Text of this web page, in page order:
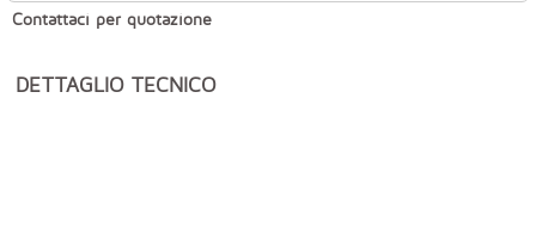
Contattaci per quotazione
DETTAGLIO TECNICO